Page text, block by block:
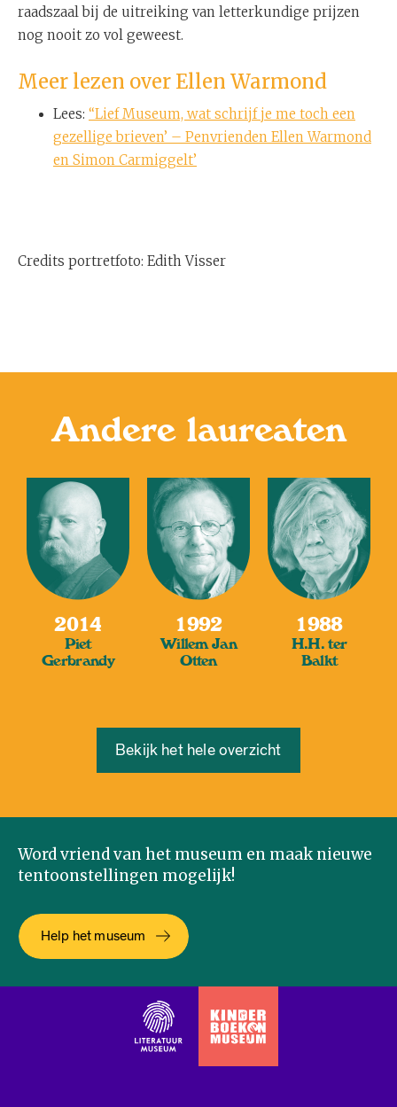
raadszaal bij de uitreiking van letterkundige prijzen
nog nooit zo vol geweest.
Meer lezen over Ellen Warmond
Lees: ‘‘Lief Museum, wat schrijf je me toch een
gezellige brieven’ – Penvrienden Ellen Warmond
en Simon Carmiggelt’
Credits portretfoto: Edith Visser
Andere laureaten
2014
Piet
Gerbrandy
1992
Willem Jan
Otten
1988
H.H. ter
Balkt
Bekijk het hele overzicht
Word vriend van het museum en maak nieuwe
tentoonstellingen mogelijk!
Help het museum